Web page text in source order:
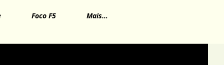
Foco F5 Mais…